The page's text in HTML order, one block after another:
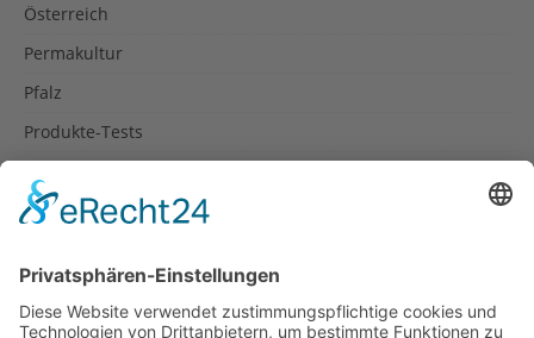
Österreich
Permakultur
Pfalz
Produkte-Tests
Rezepte
Spanien
Südtirol